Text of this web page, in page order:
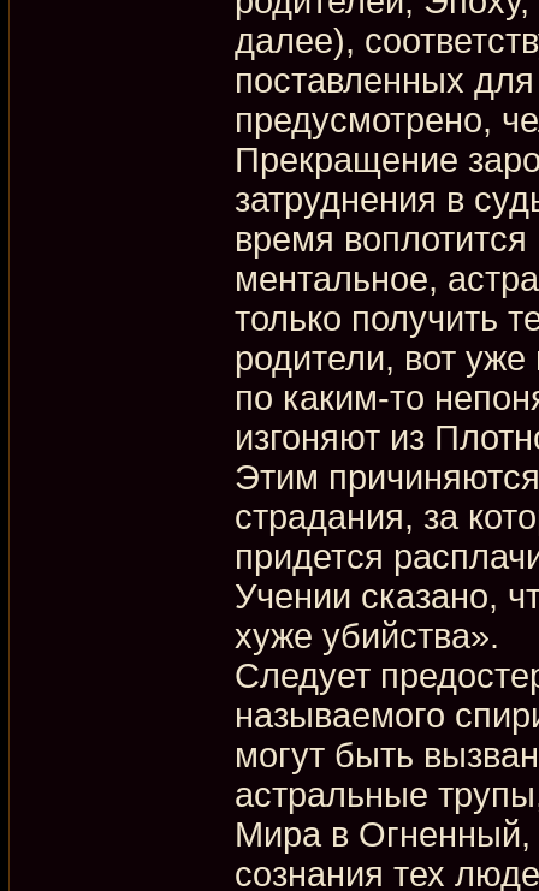
далее),
поставленных
предусмотрено,
Прекращение
затруднения в
время
ментальное,
только получить
родители, вот
по каким-то
изгоняют из
Этим
страдания, за
придется
Учении сказано,
хуже убийства».
Следует
называемого
могут быть
астральные
Мира в Огненный,
сознания тех